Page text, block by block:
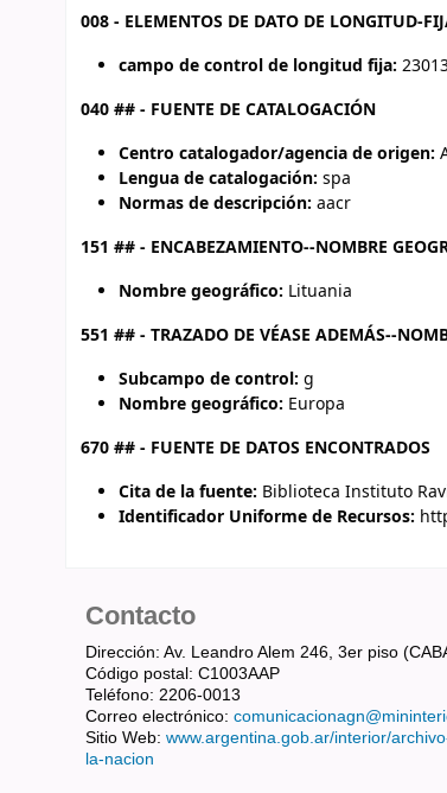
008 - ELEMENTOS DE DATO DE LONGITUD-
campo de control de longitud fija:
040 ## - FUENTE DE CATALOGACIÓN
Centro catalogador/agencia de origen:
Lengua de catalogación: spa
Normas de descripción: aacr
151 ## - ENCABEZAMIENTO--NOMBRE
Nombre geográfico: Lituania
551 ## - TRAZADO DE VÉASE ADEMÁS--
Subcampo de control: g
Nombre geográfico: Europa
670 ## - FUENTE DE DATOS ENCONTRADOS
Cita de la fuente: Biblioteca Instituto
Identificador Uniforme de Recursos:
Contacto
Dirección: Av. Leandro Alem 246, 3er piso
Código postal: C1003AAP
Teléfono: 2206-0013
Correo electrónico:
Sitio Web: www.argentina.gob.ar/interior/
la-nacion